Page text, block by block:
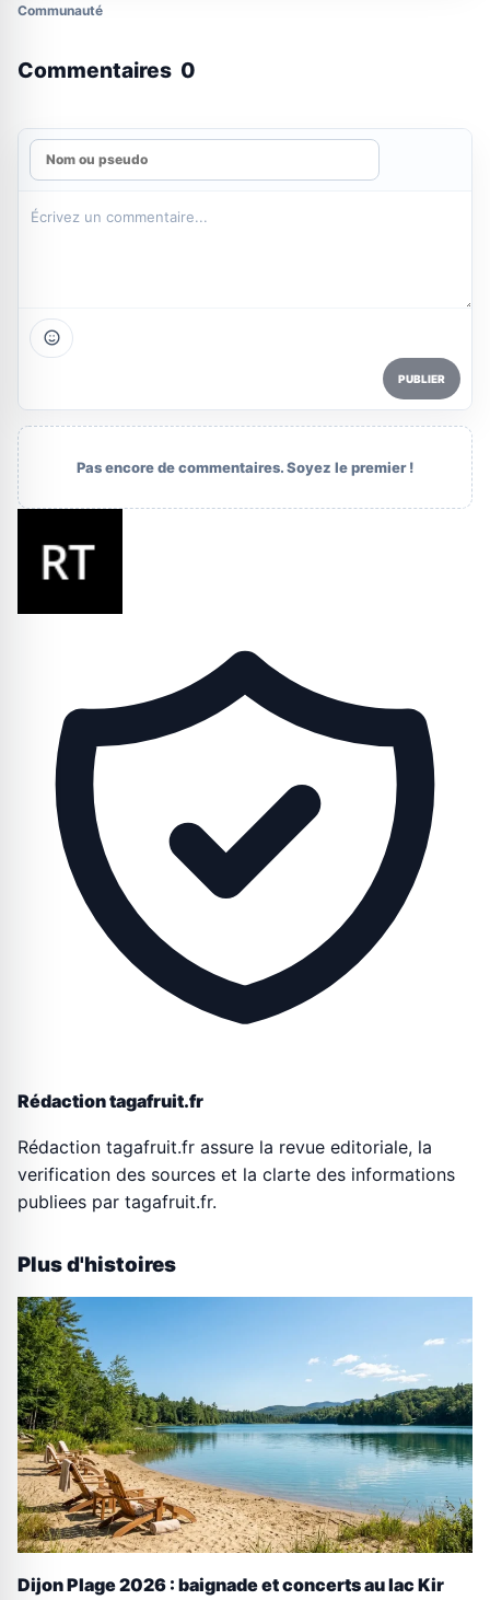
Communauté
Commentaires 0
PUBLIER
Pas encore de commentaires. Soyez le premier !
Rédaction tagafruit.fr
Rédaction tagafruit.fr assure la revue editoriale, la
verification des sources et la clarte des informations
publiees par tagafruit.fr.
Plus d'histoires
Dijon Plage 2026 : baignade et concerts au lac Kir